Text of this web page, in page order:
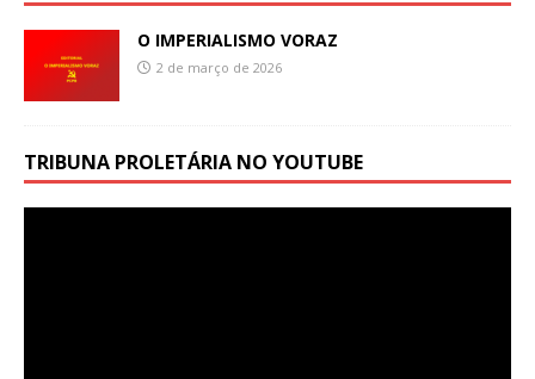
O IMPERIALISMO VORAZ
2 de março de 2026
TRIBUNA PROLETÁRIA NO YOUTUBE